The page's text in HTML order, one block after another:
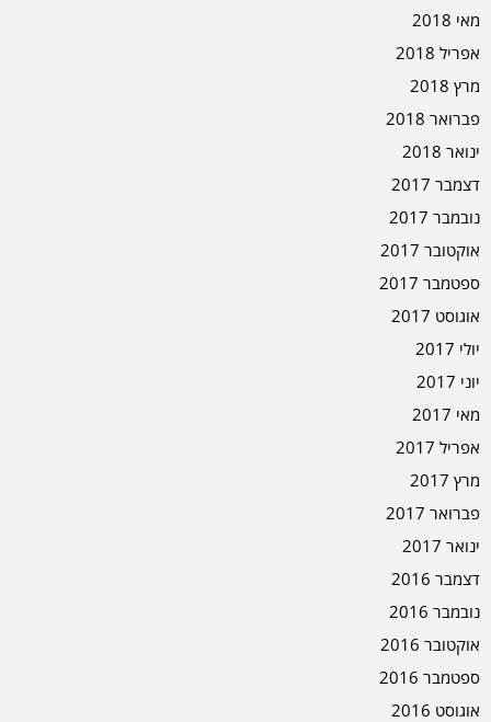
מאי 2018
אפריל 2018
מרץ 2018
פברואר 2018
ינואר 2018
דצמבר 2017
נובמבר 2017
אוקטובר 2017
ספטמבר 2017
אוגוסט 2017
יולי 2017
יוני 2017
מאי 2017
אפריל 2017
מרץ 2017
פברואר 2017
ינואר 2017
דצמבר 2016
נובמבר 2016
אוקטובר 2016
ספטמבר 2016
אוגוסט 2016